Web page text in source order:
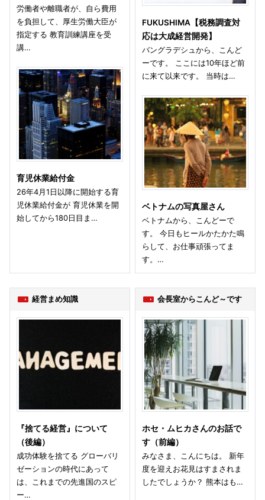
労働者や離職者が、自ら費用
を負担して、厚生労働大臣が
指定する 教育訓練講座を受
講…
育児休業給付金
26年4月1日以降に開始する育
児休業給付金が 育児休業を開
始してから180日目ま…
FUKUSHIMA【税務調査対
応は大成経営開発】
バングラデシュから、こんど
ーです。 ここには10年ほど前
に来て以来です。 当時は…
ベトナムの写真屋さん
ベトナムから、こんどーで
す。 今日もヒールかたかた鳴
らして、お仕事頑張ってま
す。…
経営まめ知識
『捨てる経営』について
（後編）
成功体験を捨てる グローバリ
ゼーションの時代にあって
は、これまでの先進国のスピ
ー…
会長室からこんど～です
ホセ・ムヒカさんのお話で
す（前編）
みなさま、こんにちは。 新年
度を迎えお花見はすまされま
したでしょうか？ 熊本はも…